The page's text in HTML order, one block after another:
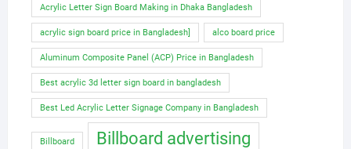
Acrylic Letter Sign Board Making in Dhaka Bangladesh
acrylic sign board price in Bangladesh] alco board price
Aluminum Composite Panel (ACP) Price in Bangladesh
Best acrylic 3d letter sign board in bangladesh
Best Led Acrylic Letter Signage Company in Bangladesh
Billboard Billboard advertising